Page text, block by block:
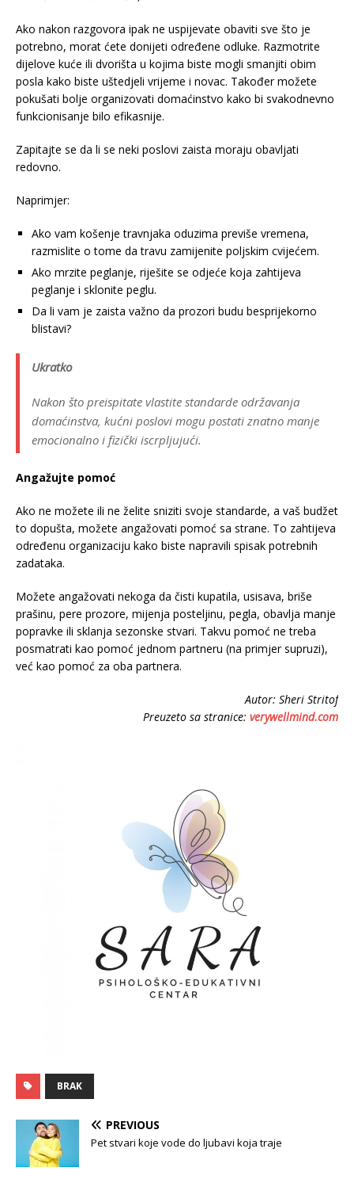
Ako nakon razgovora ipak ne uspijevate obaviti sve što je
potrebno, morat ćete donijeti određene odluke. Razmotrite
dijelove kuće ili dvorišta u kojima biste mogli smanjiti obim
posla kako biste uštedjeli vrijeme i novac. Također možete
pokušati bolje organizovati domaćinstvo kako bi svakodnevno
funkcionisanje bilo efikasnije.
Zapitajte se da li se neki poslovi zaista moraju obavljati
redovno.
Naprimjer:
Ako vam košenje travnjaka oduzima previše vremena,
razmislite o tome da travu zamijenite poljskim cvijećem.
Ako mrzite peglanje, riješite se odjeće koja zahtijeva
peglanje i sklonite peglu.
Da li vam je zaista važno da prozori budu besprijekorno
blistavi?
Ukratko
Nakon što preispitate vlastite standarde održavanja
domaćinstva, kućni poslovi mogu postati znatno manje
emocionalno i fizički iscrpljujući.
Angažujte pomoć
Ako ne možete ili ne želite sniziti svoje standarde, a vaš budžet
to dopušta, možete angažovati pomoć sa strane. To zahtijeva
određenu organizaciju kako biste napravili spisak potrebnih
zadataka.
Možete angažovati nekoga da čisti kupatila, usisava, briše
prašinu, pere prozore, mijenja posteljinu, pegla, obavlja manje
popravke ili sklanja sezonske stvari. Takvu pomoć ne treba
posmatrati kao pomoć jednom partneru (na primjer supruzi),
već kao pomoć za oba partnera.
Autor: Sheri Stritof
Preuzeto sa stranice: verywellmind.com
BRAK
PREVIOUS
Pet stvari koje vode do ljubavi koja traje